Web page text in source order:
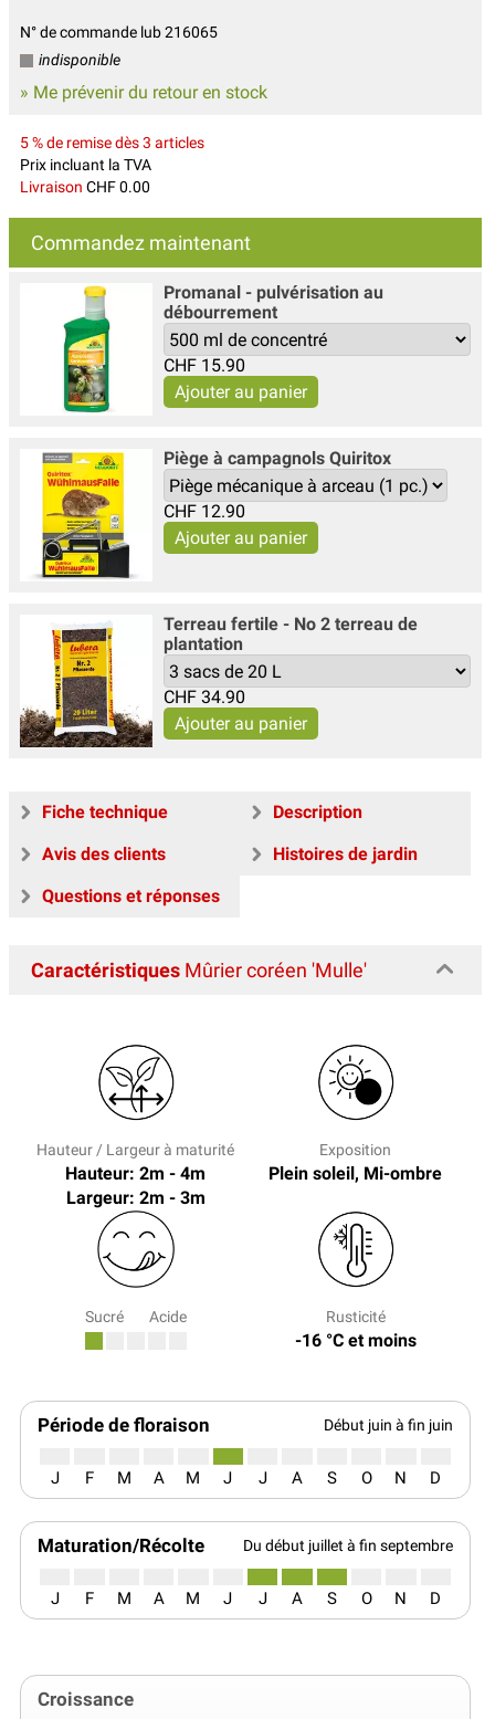
N° de commande lub 216065
indisponible
» Me prévenir du retour en stock
5 % de remise dès 3 articles
Prix incluant la TVA
Livraison CHF 0.00
Commandez maintenant
Promanal - pulvérisation au
débourrement
CHF 15.90
Piège à campagnols Quiritox
CHF 12.90
Terreau fertile - No 2 terreau de
plantation
CHF 34.90
Fiche technique
Description
Avis des clients
Histoires de jardin
Questions et réponses
Caractéristiques Mûrier coréen 'Mulle'
Hauteur / Largeur à maturité
Hauteur: 2m - 4m
Largeur: 2m - 3m
Exposition
Plein soleil, Mi-ombre
Sucré Acide Rusticité
-16 °C et moins
Période de floraison Début juin à fin juin
J F M A M J J A S O N D
Maturation/Récolte Du début juillet à fin septembre
J F M A M J J A S O N D
Croissance